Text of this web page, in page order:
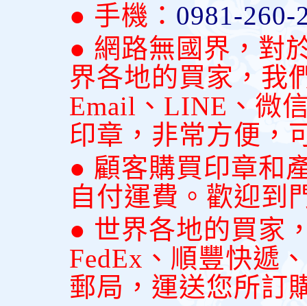
● 手機： 0981-260-
● 網路無國界，對
界各地的買家，我
Email、LINE、微
印章，非常方便，
● 顧客購買印章和
自付運費。歡迎到
● 世界各地的買家
FedEx、順豐快遞
郵局，運送您所訂